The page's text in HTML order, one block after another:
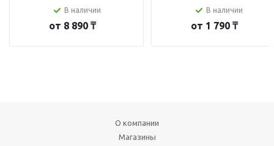
В наличии
от 8 890 ₸
В наличии
от 1 790 ₸
О компании
Магазины